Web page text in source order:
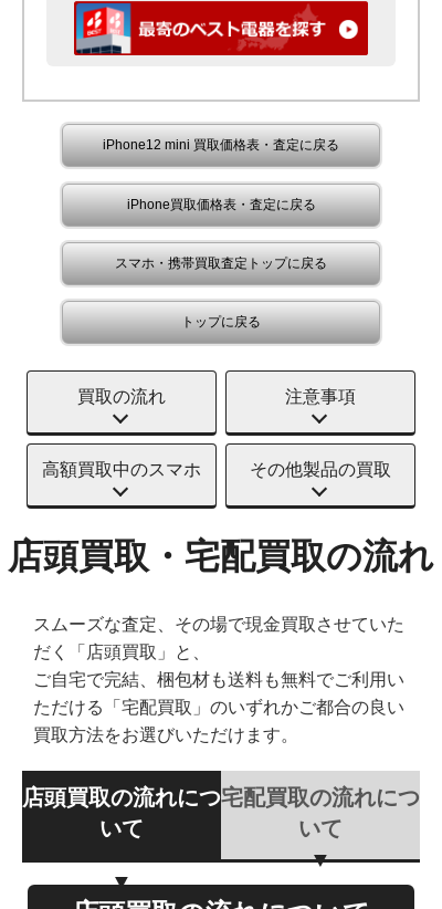
iPhone12 mini 買取価格表・査定に戻る
iPhone買取価格表・査定に戻る
スマホ・携帯買取査定トップに戻る
トップに戻る
買取の流れ 注意事項
高額買取中のスマホ その他製品の買取
店頭買取・宅配買取の流れ
スムーズな査定、その場で現金買取させていた
だく「店頭買取」と、
ご自宅で完結、梱包材も送料も無料でご利用い
ただける「宅配買取」のいずれかご都合の良い
買取方法をお選びいただけます。
店頭買取の流れにつ
いて
宅配買取の流れにつ
いて